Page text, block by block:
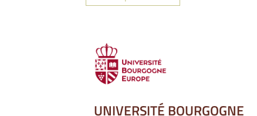
UNIVERSITÉ BOURGOGNE